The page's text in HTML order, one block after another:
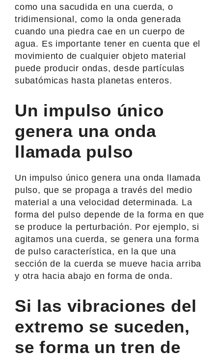
como una sacudida en una cuerda, o
tridimensional, como la onda generada
cuando una piedra cae en un cuerpo de
agua. Es importante tener en cuenta que el
movimiento de cualquier objeto material
puede producir ondas, desde partículas
subatómicas hasta planetas enteros.
Un impulso único
genera una onda
llamada pulso
Un impulso único genera una onda llamada
pulso, que se propaga a través del medio
material a una velocidad determinada. La
forma del pulso depende de la forma en que
se produce la perturbación. Por ejemplo, si
agitamos una cuerda, se genera una forma
de pulso característica, en la que una
sección de la cuerda se mueve hacia arriba
y otra hacia abajo en forma de onda.
Si las vibraciones del
extremo se suceden,
se forma un tren de